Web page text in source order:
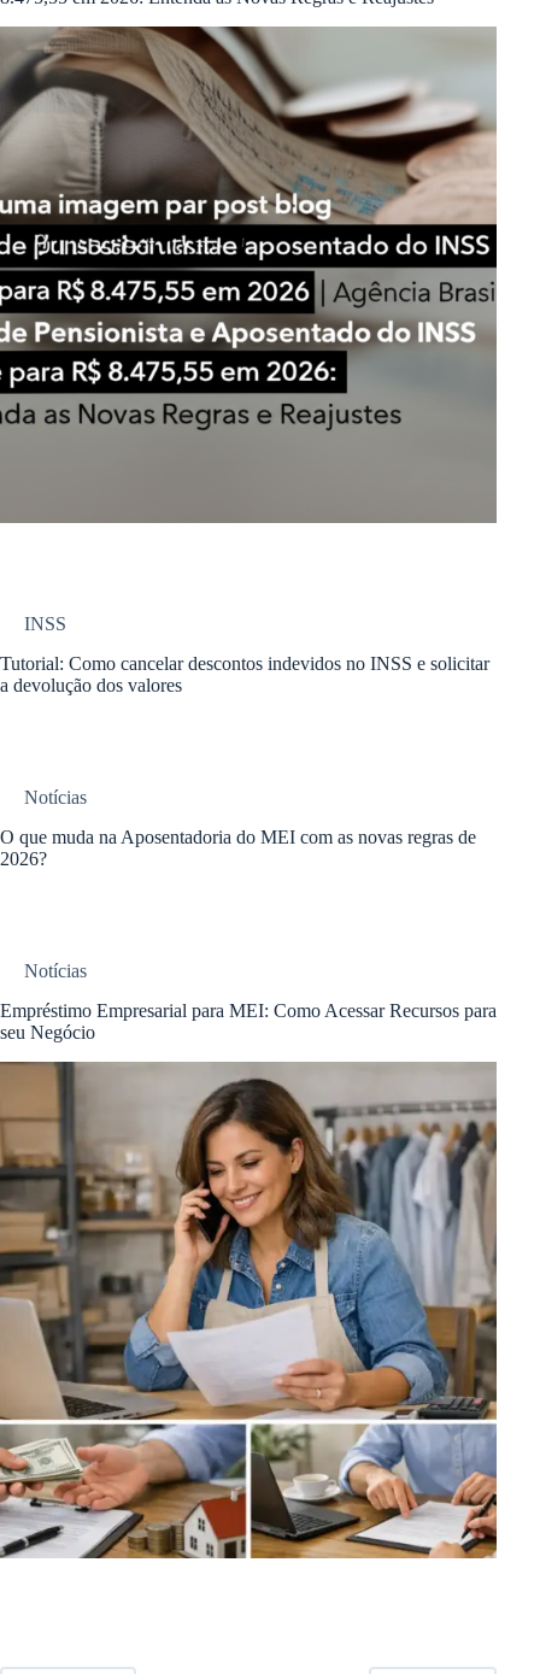
INSS
Tutorial: Como cancelar descontos indevidos no INSS e solicitar
a devolução dos valores
Notícias
O que muda na Aposentadoria do MEI com as novas regras de
2026?
Notícias
Empréstimo Empresarial para MEI: Como Acessar Recursos para
seu Negócio